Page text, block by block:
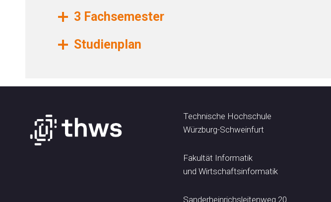
3 Fachsemester
Studienplan
Technische Hochschule
Würzburg-Schweinfurt
Fakultät Informatik
und Wirtschaftsinformatik
Sanderheinrichsleitenweg 20